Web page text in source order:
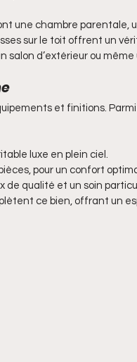
une chambre parentale,
sur le toit offrent un
salon d’extérieur ou même
et finitions.
luxe en plein ciel.
pour un confort
de qualité et un soin
ce bien, offrant un